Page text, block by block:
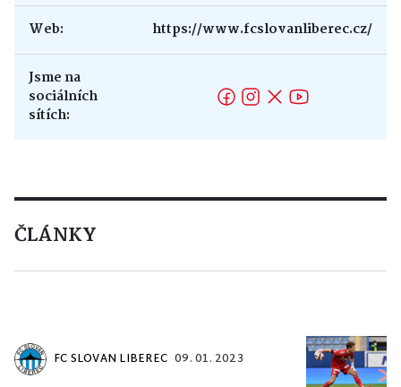
Web: https://www.fcslovanliberec.cz/
Jsme na
sociálních
sítích:
ČLÁNKY
FC SLOVAN LIBEREC 09. 01. 2023